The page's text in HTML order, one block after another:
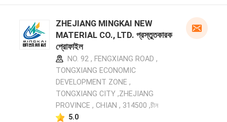
ZHEJIANG MINGKAI NEW
MATERIAL CO., LTD. প্রস্তুতকারক
প্রোফাইল
NO. 92 , FENGXIANG ROAD ,
TONGXIANG ECONOMIC
DEVELOPMENT ZONE ,
TONGXIANG CITY ,ZHEJIANG
PROVINCE , CHIAN , 314500 ,চীন
5.0